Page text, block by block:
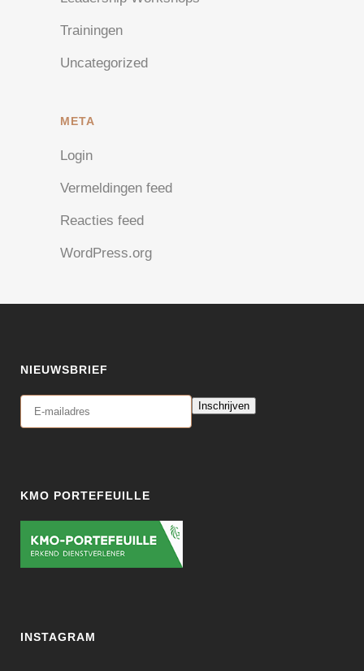
Trainingen
Uncategorized
META
Login
Vermeldingen feed
Reacties feed
WordPress.org
NIEUWSBRIEF
Inschrijven
KMO PORTEFEUILLE
INSTAGRAM